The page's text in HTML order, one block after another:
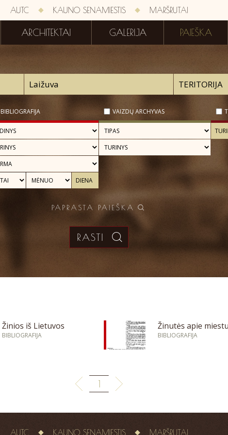
AUTC KAUNO SENAMIESTIS MARŠRUTAI
ARCHITEKTAI GALERIJA PAIEŠKA
BIBLIOGRAFIJA VAIZDŲ ARCHYVAS
PAPRASTA PAIEŠKA
Žinios iš Lietuvos
BIBLIOGRAFIJA
Žinutės apie
BIBLIOGRAFIJA
1
AUTC KAUNO SENAMIESTIS MARŠRUTAI